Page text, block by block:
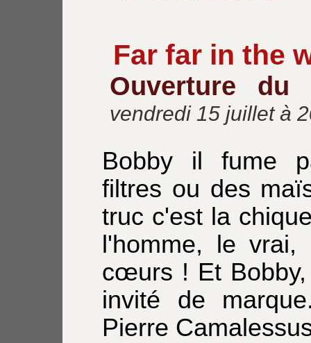
Far far in the
Ouverture
vendredi 15 juillet à
Bobby il fume
filtres ou des
truc c'est la
l'homme, le
cœurs ! Et
invité de
Pierre